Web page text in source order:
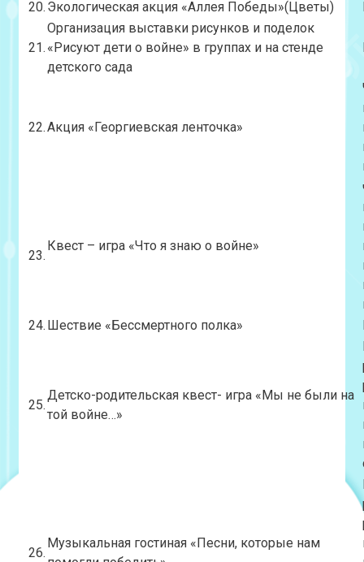
20. Экологическая акция «Аллея Победы»(Цветы)
21.
Организация выставки рисунков и поделок
«Рисуют дети о войне» в группах и на стенде
детского сада
22.Акция «Георгиевская ленточка»
23.
Квест – игра «Что я знаю о войне»
24. Шествие «Бессмертного полка»
25.
Детско-родительская квест- игра «Мы не были на
той войне…»
26.
Музыкальная гостиная «Песни, которые нам